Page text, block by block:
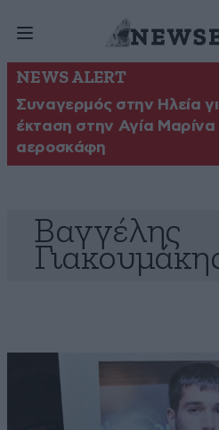
NEWS ALERT
Συναγερμός στην Ηλεία
έκταση στην Αγία
αεροσκάφη
Βαγγέλης